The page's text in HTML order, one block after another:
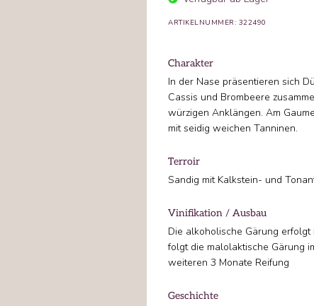
ARTIKELNUMMER: 322490
Charakter
In der Nase präsentieren sich
Cassis und Brombeere
würzigen Anklängen. Am
mit seidig weichen Tanninen.
Terroir
Sandig mit Kalkstein- und
Vinifikation / Ausbau
Die alkoholische Gärung erfolgt
folgt die malolaktische Gärung
weiteren 3 Monate Reifung
Geschichte